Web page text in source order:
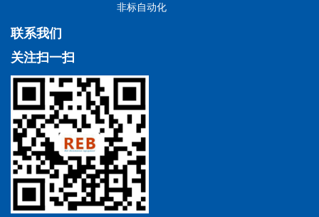
非标自动化
联系我们
关注扫一扫